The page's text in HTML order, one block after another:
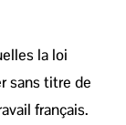
la loi
sans titre de
français.